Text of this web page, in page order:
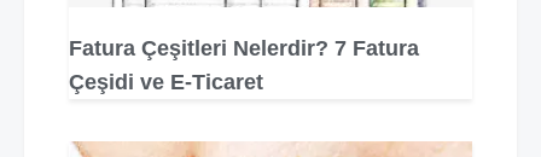
Fatura Çeşitleri Nelerdir? 7 Fatura
Çeşidi ve E-Ticaret